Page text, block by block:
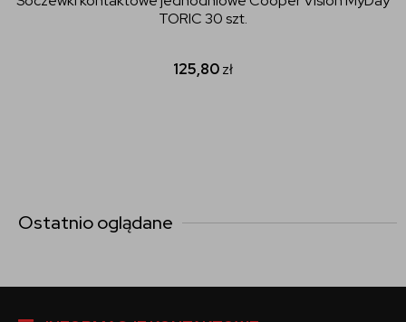
TORIC 30 szt.
125,80zł
Ostatnio oglądane